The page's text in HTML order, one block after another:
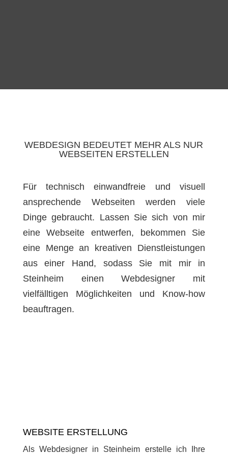
WEBDESIGN BEDEUTET MEHR ALS NUR
WEBSEITEN ERSTELLEN
Für technisch einwandfreie und visuell
ansprechende Webseiten werden viele
Dinge gebraucht. Lassen Sie sich von mir
eine Webseite entwerfen, bekommen Sie
eine Menge an kreativen Dienstleistungen
aus einer Hand, sodass Sie mit mir in
Steinheim einen Webdesigner mit
vielfälltigen Möglichkeiten und Know-how
beauftragen.
WEBSITE ERSTELLUNG
Als Webdesigner in Steinheim erstelle ich Ihre